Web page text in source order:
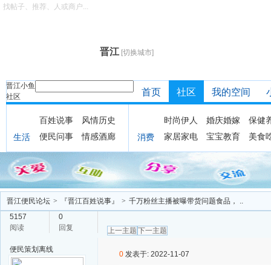
晋江 [切换城市]
晋江小鱼
社区
找帖子、推荐、人或商户...
首页 社区 我的空间
生活
百姓说事
风情历史
便民问事
情感酒廊 消费
时尚伊人 婚庆婚嫁
保健
家居家电
宝宝教育 美食
晋江便民论坛 > 『晋江百姓说事』 > 千万粉丝主播被曝带货问题食品， ..
5157
阅读
0
回复
上一主题 下一主题
便民策划 离线
0 发表于: 2022-11-07